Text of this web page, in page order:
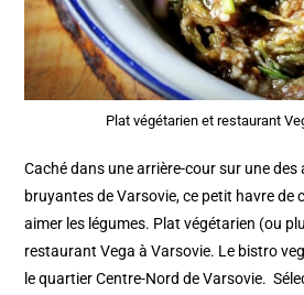
Plat végétarien et restaurant
Caché dans une arrière-cour sur une des
bruyantes de Varsovie, ce petit havre de
aimer les légumes. Plat végétarien (ou
restaurant Vega à Varsovie. Le bistro
le quartier Centre-Nord de Varsovie.